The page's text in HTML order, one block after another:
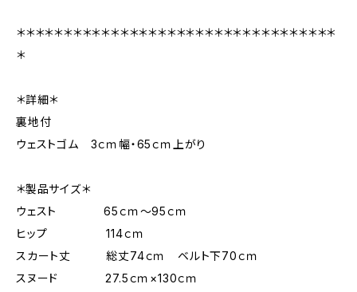
＊＊＊＊＊＊＊＊＊＊＊＊＊＊＊＊＊＊＊＊＊＊＊＊＊＊＊＊＊＊＊＊＊＊
＊
＊詳細＊
裏地付
ウェストゴム 3ｃｍ幅・65ｃｍ上がり
＊製品サイズ＊
ウェスト 65ｃｍ～95ｃｍ
ヒップ 114ｃｍ
スカート丈 総丈74ｃｍ ベルト下70ｃｍ
スヌード 27.5ｃｍ×130ｃｍ